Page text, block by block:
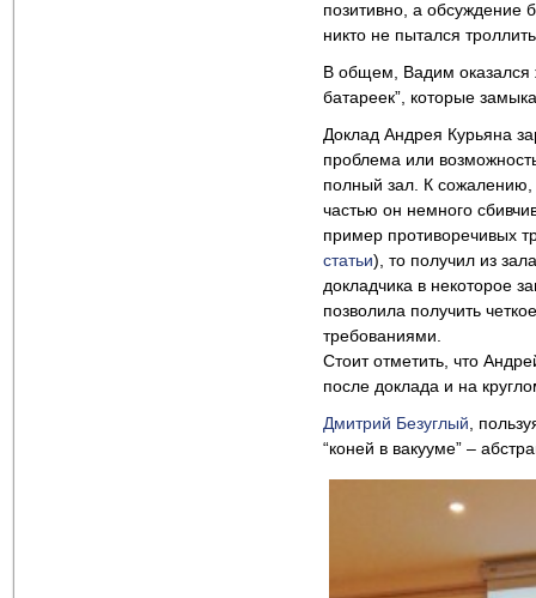
позитивно, а обсуждение
никто не пытался
В общем, Вадим оказался
батареек”, которые
Доклад Андрея Курьяна
проблема или
полный зал. К
частью он немного
пример противоречивых
статьи), то получил из
докладчика в некоторое
позволила получить
требованиями.
Стоит отметить, что
после доклада и на
Дмитрий Безуглый ,
“коней в вакууме” –